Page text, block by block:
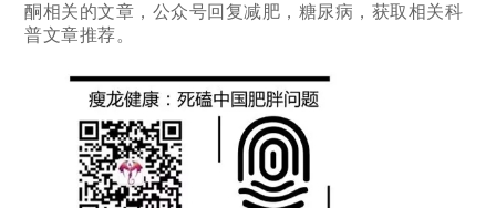
酮相关的文章，公众号回复减肥，糖尿病，获取相关科
普文章推荐。